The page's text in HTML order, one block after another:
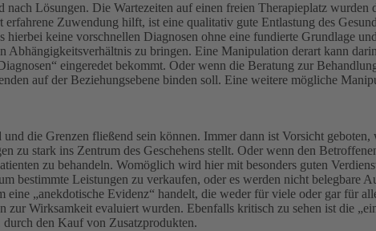
Lösungen. Die Wartezeiten auf einen freien Therapieplatz wurden
Zuwendung hilft, ist eine qualitativ gute Entlastung des
keine vorschnellen Diagnosen ohne eine fundierte Grundlage
zu bringen. Eine Manipulation derart kann
eingeredet bekommt. Oder wenn die Beratung zur
auf der Beziehungsebene binden soll. Eine weitere mögliche
die Grenzen fließend sein können. Immer dann ist Vorsicht
zu stark ins Zentrum des Geschehens stellt. Oder wenn den
zu behandeln. Womöglich wird hier mit besonders guten
Leistungen zu verkaufen, oder es werden nicht belegbare
„anekdotische Evidenz“ handelt, die weder für viele oder gar für
Wirksamkeit evaluiert wurden. Ebenfalls kritisch zu sehen ist die
den Kauf von Zusatzprodukten.